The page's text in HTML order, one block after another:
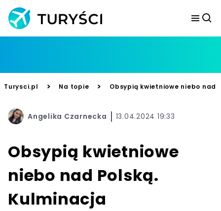
Turysci.pl > Na topie > Obsypią kwietniowe niebo nad
Angelika Czarnecka 13.04.2024 19:33
Obsypią kwietniowe
niebo nad Polską.
Kulminacja